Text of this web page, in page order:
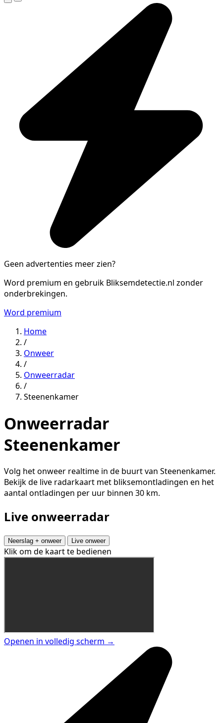
Geen advertenties meer zien?
Word premium en gebruik Bliksemdetectie.nl zonder
onderbrekingen.
Word premium
Home
/
Onweer
/
Onweerradar
/
Steenenkamer
Onweerradar
Steenenkamer
Volg het onweer realtime in de buurt van Steenenkamer.
Bekijk de live radarkaart met bliksemontladingen en het
aantal ontladingen per uur binnen 30 km.
Live onweerradar
Neerslag + onweer Live onweer
Klik om de kaart te bedienen
Openen in volledig scherm →